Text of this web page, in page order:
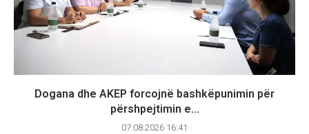
Dogana dhe AKEP forcojnë bashkëpunimin për
përshpejtimin e...
07.08.2026 16:41